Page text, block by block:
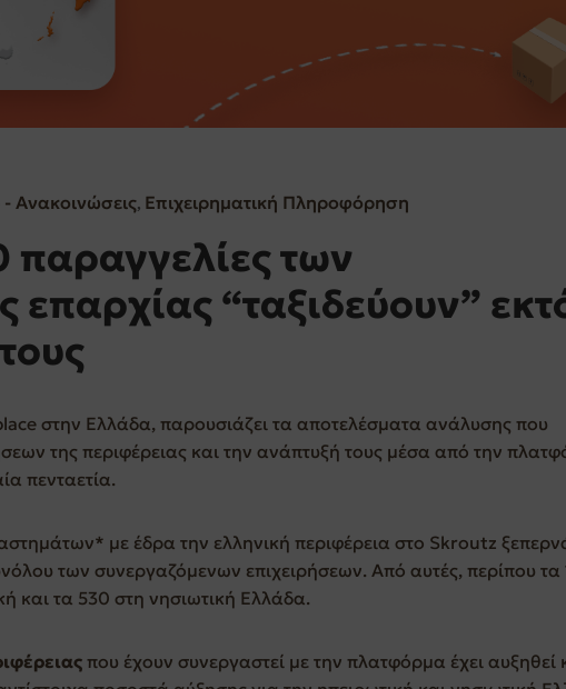
Ανακοινώσεις‚ Επιχειρηματική Πληροφόρηση
παραγγελίες των
επαρχίας “ταξιδεύουν”
στην Ελλάδα, παρουσιάζει τα αποτελέσματα ανάλυσης που
της περιφέρειας και την ανάπτυξή τους μέσα από την
πενταετία.
με έδρα την ελληνική περιφέρεια στο Skroutz
των συνεργαζόμενων επιχειρήσεων. Από αυτές, περίπου τα
και τα 530 στη νησιωτική Ελλάδα.
που έχουν συνεργαστεί με την πλατφόρμα έχει αυξηθεί